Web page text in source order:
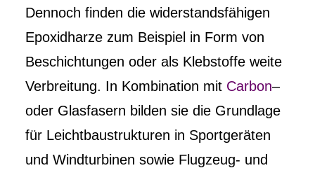
Dennoch finden die widerstandsfähigen
Epoxidharze zum Beispiel in Form von
Beschichtungen oder als Klebstoffe weite
Verbreitung. In Kombination mit Carbon–
oder Glasfasern bilden sie die Grundlage
für Leichtbaustrukturen in Sportgeräten
und Windturbinen sowie Flugzeug- und